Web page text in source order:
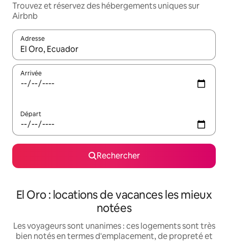
Trouvez et réservez des hébergements uniques sur
Airbnb
Adresse
Lorsque les résultats s'affichent, utilisez les flèches vers le
Arrivée
Départ
Rechercher
El Oro : locations de vacances les mieux
notées
Les voyageurs sont unanimes : ces logements sont très
bien notés en termes d'emplacement, de propreté et